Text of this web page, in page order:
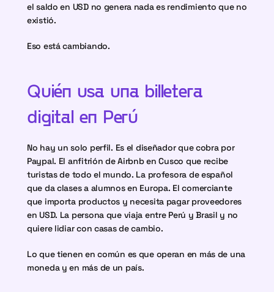
el saldo en USD no genera nada es rendimiento que no
existió.
Eso está cambiando.
Quién usa una billetera
digital en Perú
No hay un solo perfil. Es el diseñador que cobra por
Paypal. El anfitrión de Airbnb en Cusco que recibe
turistas de todo el mundo. La profesora de español
que da clases a alumnos en Europa. El comerciante
que importa productos y necesita pagar proveedores
en USD. La persona que viaja entre Perú y Brasil y no
quiere lidiar con casas de cambio.
Lo que tienen en común es que operan en más de una
moneda y en más de un país.